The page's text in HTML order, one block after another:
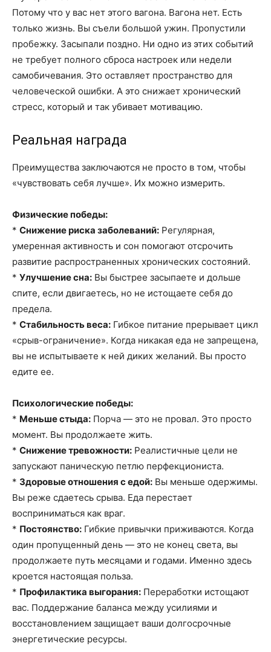
Потому что у вас нет этого вагона. Вагона нет. Есть
только жизнь. Вы съели большой ужин. Пропустили
пробежку. Засыпали поздно. Ни одно из этих событий
не требует полного сброса настроек или недели
самобичевания. Это оставляет пространство для
человеческой ошибки. А это снижает хронический
стресс, который и так убивает мотивацию.
Реальная награда
Преимущества заключаются не просто в том, чтобы
«чувствовать себя лучше». Их можно измерить.
Физические победы:
* Снижение риска заболеваний: Регулярная,
умеренная активность и сон помогают отсрочить
развитие распространенных хронических состояний.
* Улучшение сна: Вы быстрее засыпаете и дольше
спите, если двигаетесь, но не истощаете себя до
предела.
* Стабильность веса: Гибкое питание прерывает цикл
«срыв-ограничение». Когда никакая еда не запрещена,
вы не испытываете к ней диких желаний. Вы просто
едите ее.
Психологические победы:
* Меньше стыда: Порча — это не провал. Это просто
момент. Вы продолжаете жить.
* Снижение тревожности: Реалистичные цели не
запускают паническую петлю перфекциониста.
* Здоровые отношения с едой: Вы меньше одержимы.
Вы реже сдаетесь срыва. Еда перестает
восприниматься как враг.
* Постоянство: Гибкие привычки приживаются. Когда
один пропущенный день — это не конец света, вы
продолжаете путь месяцами и годами. Именно здесь
кроется настоящая польза.
* Профилактика выгорания: Переработки истощают
вас. Поддержание баланса между усилиями и
восстановлением защищает ваши долгосрочные
энергетические ресурсы.